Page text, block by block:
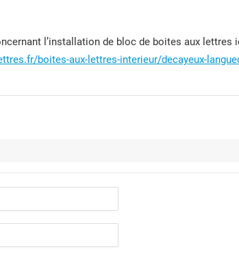
l’installation de bloc de boites aux lettres
boites-aux-lettres-interieur/decayeux-